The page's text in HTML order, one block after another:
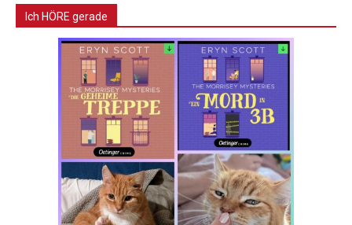
Ich HÖRE gerade